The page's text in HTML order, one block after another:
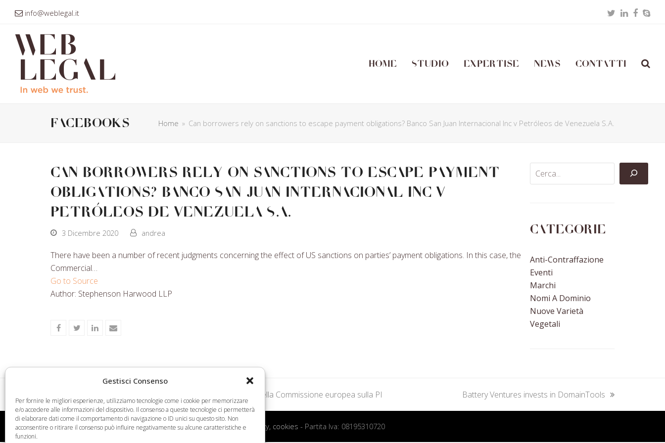
Gestisci Consenso
Per fornire le migliori esperienze, utilizziamo tecnologie come i cookie per memorizzare
e/o accedere alle informazioni del dispositivo. Il consenso a queste tecnologie ci permetterà
di elaborare dati come il comportamento di navigazione o ID unici su questo sito. Non
acconsentire o ritirare il consenso può influire negativamente su alcune caratteristiche e
funzioni.
info@weblegal.it TwitterLinkedIn
Home Studio Expertise News Contatti
facebooks Home » Can borrowers rely on sanctions to escape payment obligations? Banco San Juan Internacional Inc v Petróleos de Venezuela S.A.
Can borrowers rely on sanctions to escape payment
obligations? Banco San Juan Internacional Inc v
Petróleos de Venezuela S.A.
3 Dicembre 2020 andrea
There have been a number of recent judgments concerning the effect of US sanctions on parties’ payment obligations. In this case, the
Commercial…
Go to Source
Author: Stephenson Harwood LLP
ShareShareShareShare
Categorie
Anti-Contraffazione
Eventi
Marchi
Nomi A Dominio
Nuove Varietà
Vegetali
previous
post:
Azioni e impegno dell’UIBM in linea con il Piano d’azione della Commissione europea sulla PI
next
post:
Battery Ventures invests in DomainTools
Web Legal © 2026 - Tutti i diritti riservati -Condizioni d’uso, privacy, cookies - Partita Iva: 08195310720